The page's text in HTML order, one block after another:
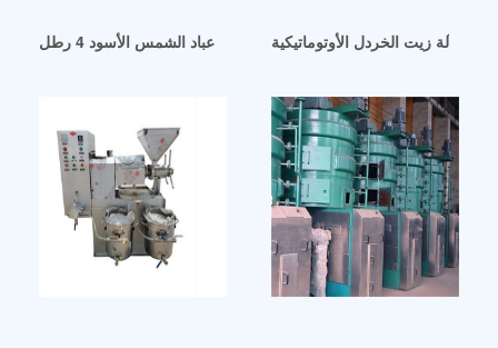
منتجات سوريا ريكس المحدودة زيت عباد الشمس الأسود 4 رطل
لآلة زيت الخردل الأوتوماتيكية